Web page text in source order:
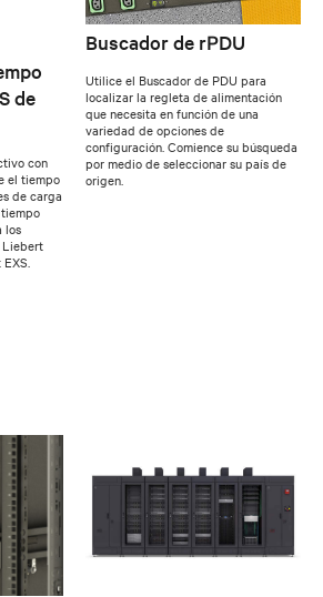
de
con
el tiempo
de carga
los
Liebert
Buscador de rPDU
Utilice el Buscador de PDU para
localizar la regleta de alimentación
que necesita en función de una
variedad de opciones de
configuración. Comience su búsqueda
por medio de seleccionar su país de
origen.